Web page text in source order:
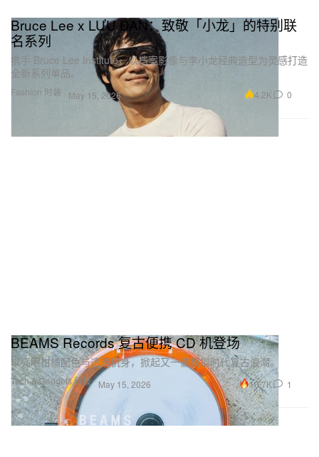
Fashion 时装
Bruce Lee x LỰU ĐẠN：致敬「小龙」的特别联
名系列
携手 Bruce Lee Institute，以档案影像与李小龙经典造型为灵感打造
全新系列单品。
May 15, 2026 4.2K 0
Tech & Gadgets 科技
BEAMS Records 复古便携 CD 机登场
以亮眼柑橘配色与透明机身，掀起又一波模拟时代复古浪潮。
May 15, 2026 10.7K 1